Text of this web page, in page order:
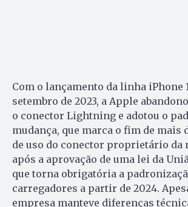
Com o lançamento da linha iPhone
setembro de 2023, a Apple
o conector Lightning e adotou o
mudança, que marca o fim de mais
de uso do conector proprietário da
após a aprovação de uma lei da
que torna obrigatória a
carregadores a partir de 2024.
empresa manteve diferenças